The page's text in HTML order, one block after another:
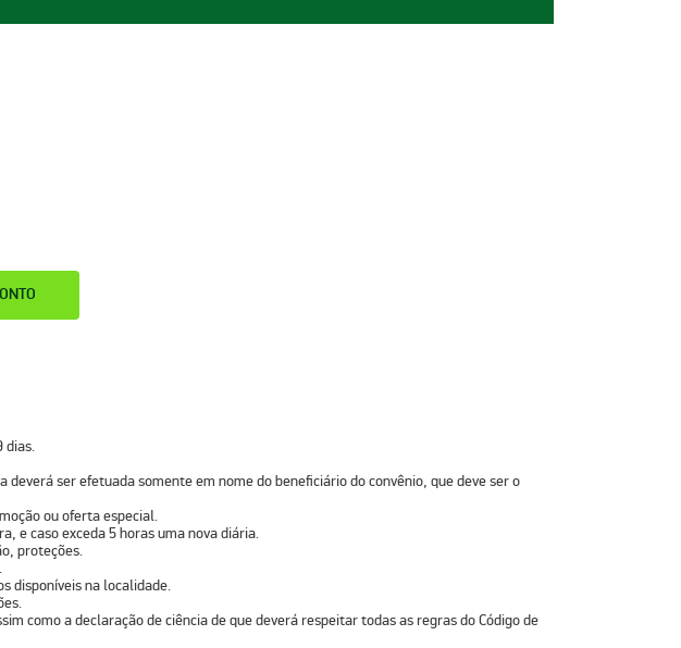
dias.
ser efetuada somente em nome do beneficiário do convênio, que deve ser o
ou oferta especial.
e caso exceda 5 horas uma nova diária.
proteções.
disponíveis na localidade.
como a declaração de ciência de que deverá respeitar todas as regras do Código de